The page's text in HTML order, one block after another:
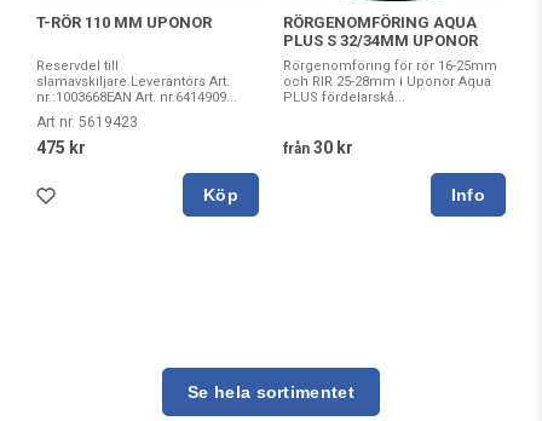
T-RÖR 110 MM UPONOR
Reservdel till
slamavskiljare.Leverantörs Art.
nr.:1003668EAN Art. nr.6414909...
Art nr. 5619423
475 kr
Köp
RÖRGENOMFÖRING AQUA
PLUS S 32/34MM UPONOR
Rörgenomföring för rör 16-25mm
och RIR 25-28mm i Uponor Aqua
PLUS fördelarskå...
från 30 kr
Se hela sortimentet